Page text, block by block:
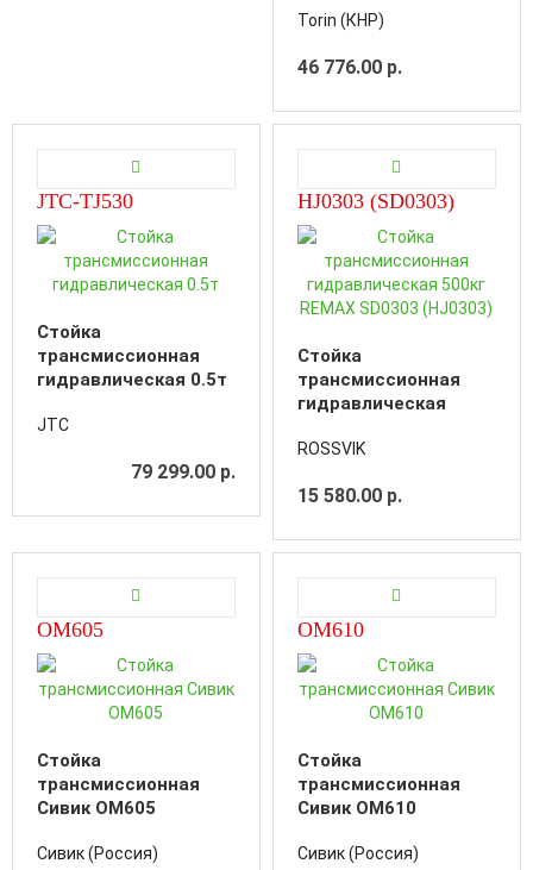
Torin (КНР)
46 776.00 р.
JTC-TJ530
Стойка
трансмиссионная
гидравлическая 0.5т
JTC
79 299.00 р.
HJ0303 (SD0303)
Стойка
трансмиссионная
гидравлическая
(HJ0303)
ROSSVIK
15 580.00 р.
ОМ605
Стойка
трансмиссионная
Сивик ОМ605
Сивик (Россия)
ОМ610
Стойка
трансмиссионная
Сивик ОМ610
Сивик (Россия)